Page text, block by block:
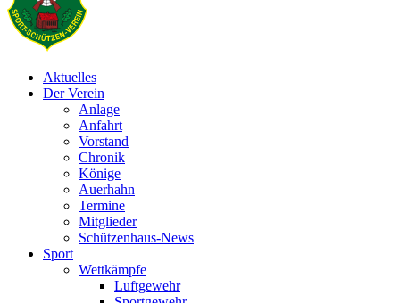
Aktuelles
Der Verein
Anlage
Anfahrt
Vorstand
Chronik
Könige
Auerhahn
Termine
Mitglieder
Schützenhaus-News
Sport
Wettkämpfe
Luftgewehr